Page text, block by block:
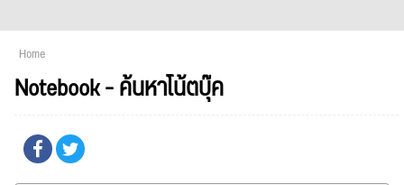
Home
Notebook - ค้นหาโน้ตบุ๊ค